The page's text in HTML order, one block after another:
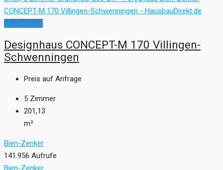
Musterhaus
Designhaus CONCEPT-M 170 Villingen-
Schwenningen
Preis auf Anfrage
5 Zimmer
201,13
m²
Bien-Zenker
141.956 Aufrufe
Bien-Zenker